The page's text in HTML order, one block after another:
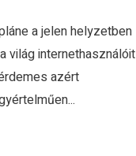
a jelen helyzetben
világ internethasználóit
azért